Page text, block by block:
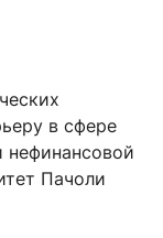
в сфере
нефинансовой
Пачоли